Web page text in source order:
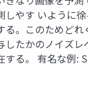
しやす いように
る。このためどれ
したかのノイズレ
する。 有名な例: